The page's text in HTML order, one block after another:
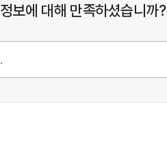
보에 대해 만족하셨습니까?